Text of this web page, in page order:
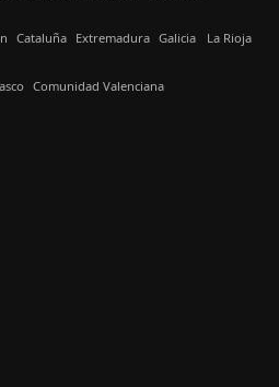
Cataluña Extremadura Galicia La Rioja
Comunidad Valenciana